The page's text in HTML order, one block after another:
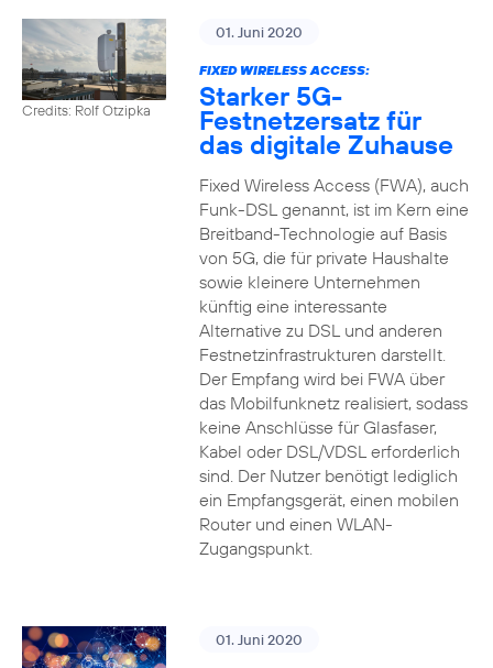
Credits: Rolf Otzipka
01. Juni 2020
FIXED WIRELESS ACCESS:
Starker 5G-
Festnetzersatz für
das digitale Zuhause
Fixed Wireless Access (FWA), auch
Funk-DSL genannt, ist im Kern eine
Breitband-Technologie auf Basis
von 5G, die für private Haushalte
sowie kleinere Unternehmen
künftig eine interessante
Alternative zu DSL und anderen
Festnetzinfrastrukturen darstellt.
Der Empfang wird bei FWA über
das Mobilfunknetz realisiert, sodass
keine Anschlüsse für Glasfaser,
Kabel oder DSL/VDSL erforderlich
sind. Der Nutzer benötigt lediglich
ein Empfangsgerät, einen mobilen
Router und einen WLAN-
Zugangspunkt.
01. Juni 2020